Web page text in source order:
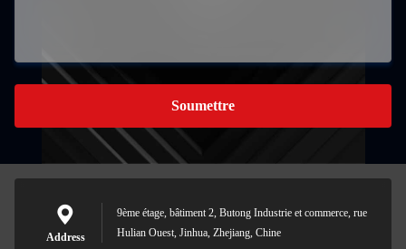
Soumettre
Address
9ème étage, bâtiment 2, Butong Industrie et commerce, rue
Hulian Ouest, Jinhua, Zhejiang, Chine